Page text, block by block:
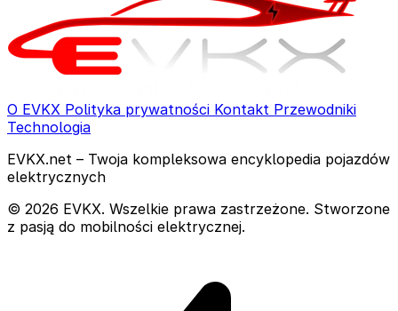
O EVKX Polityka prywatności Kontakt Przewodniki
Technologia
EVKX.net – Twoja kompleksowa encyklopedia pojazdów
elektrycznych
© 2026 EVKX. Wszelkie prawa zastrzeżone. Stworzone
z pasją do mobilności elektrycznej.